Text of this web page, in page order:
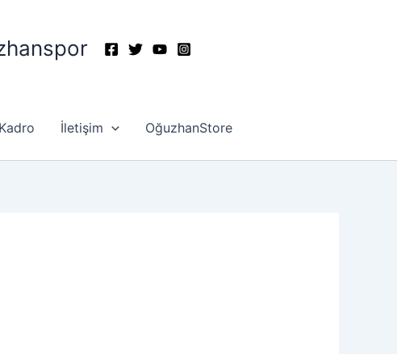
Kadro İletişim OğuzhanStore